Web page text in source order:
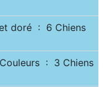
et doré : 6 Chiens
Couleurs : 3 Chiens